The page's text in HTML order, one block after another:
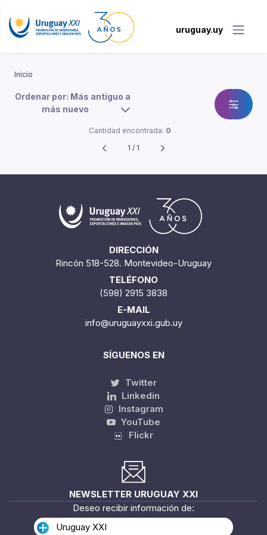
uruguay.uy
Inicio
Ordenar por: Más antiguo a
más nuevo
Cantidad encontrada: 0
1 / 1
DIRECCIÓN
Rincón 518-528. Montevideo-Uruguay
TELÉFONO
(598) 2915 3838
E-MAIL
info@uruguayxxi.gub.uy
SÍGUENOS EN
Twitter
Linkedin
Instagram
YouTube
Flickr
NEWSLETTER URUGUAY XXI
Deseo recibir información de:
Uruguay XXI